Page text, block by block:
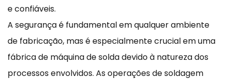
e confiáveis.
A segurança é fundamental em qualquer ambiente
de fabricação, mas é especialmente crucial em uma
fábrica de máquina de solda devido à natureza dos
processos envolvidos. As operações de soldagem